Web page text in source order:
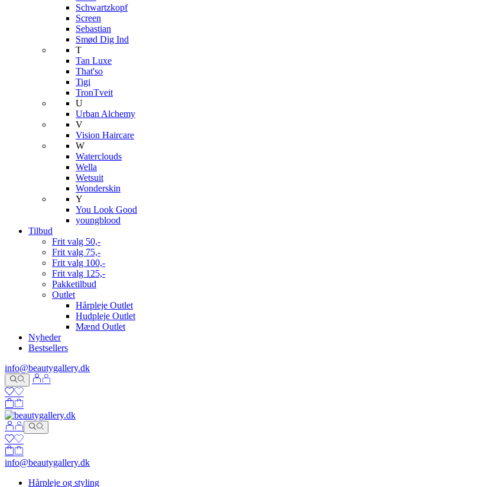
Schwartzkopf
Screen
Sebastian
Smød Dig Ind
T
Tan Luxe
That'so
Tigi
TronTveit
U
Urban Alchemy
V
Vision Haircare
W
Waterclouds
Wella
Wetsuit
Wonderskin
Y
You Look Good
youngblood
Tilbud
Frit valg 50,-
Frit valg 75,-
Frit valg 100,-
Frit valg 125,-
Pakketilbud
Outlet
Hårpleje Outlet
Hudpleje Outlet
Mænd Outlet
Nyheder
Bestsellers
info@beautygallery.dk
info@beautygallery.dk
Hårpleje og styling